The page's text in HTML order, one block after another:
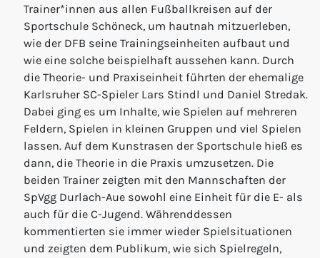
Trainer*innen aus allen Fußballkreisen auf der
Sportschule Schöneck, um hautnah mitzuerleben,
wie der DFB seine Trainingseinheiten aufbaut und
wie eine solche beispielhaft aussehen kann. Durch
die Theorie- und Praxiseinheit führten der ehemalige
Karlsruher SC-Spieler Lars Stindl und Daniel Stredak.
Dabei ging es um Inhalte, wie Spielen auf mehreren
Feldern, Spielen in kleinen Gruppen und viel Spielen
lassen. Auf dem Kunstrasen der Sportschule hieß es
dann, die Theorie in die Praxis umzusetzen. Die
beiden Trainer zeigten mit den Mannschaften der
SpVgg Durlach-Aue sowohl eine Einheit für die E- als
auch für die C-Jugend. Währenddessen
kommentierten sie immer wieder Spielsituationen
und zeigten dem Publikum, wie sich Spielregeln,